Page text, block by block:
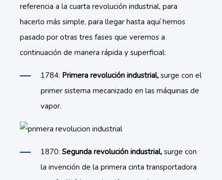
referencia a la cuarta revolución industrial, para
hacerlo más simple, para llegar hasta aquí hemos
pasado por otras tres fases que veremos a
continuación de manera rápida y superficial:
1784: Primera revolución industrial, surge con el
primer sistema mecanizado en las máquinas de
vapor.
1870: Segunda revolución industrial, surge con
la invención de la primera cinta transportadora